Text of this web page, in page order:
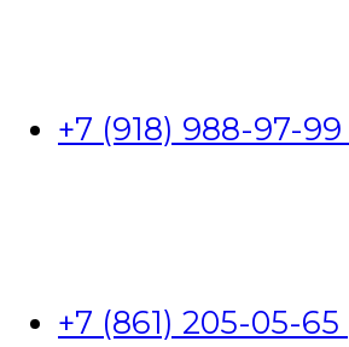
+7 (918) 988-97-99
+7 (861) 205-05-65